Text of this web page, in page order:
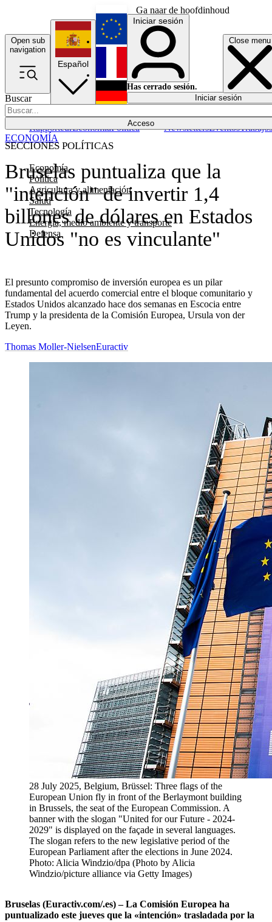
Ga naar de hoofdinhoud
Open sub
navigation
Close menu
Buscar
Acceso
SECCIONES POLÍTICAS
Economía
Política
Agricultura y alimentación
Salud
Tecnología
Energía, medio ambiente y transporte
Defensa
RapporteurEconomíaPolítica NewslettersEventosTrabajos
Español
English
Français
Iniciar sesión
Has cerrado sesión.
Iniciar sesión
Bruselas puntualiza que la
"intención" de invertir 1,4
billones de dólares en Estados
Unidos "no es vinculante"
El presunto compromiso de inversión europea es un pilar
fundamental del acuerdo comercial entre el bloque comunitario y
Estados Unidos alcanzado hace dos semanas en Escocia entre
Trump y la presidenta de la Comisión Europea, Ursula von der
Leyen.
ECONOMÍA
Thomas Moller-NielsenEuractiv
28 July 2025, Belgium, Brüssel: Three flags of the
European Union fly in front of the Berlaymont building
in Brussels, the seat of the European Commission. A
banner with the slogan "United for our Future - 2024-
2029" is displayed on the façade in several languages.
The slogan refers to the new legislative period of the
European Parliament after the elections in June 2024.
Photo: Alicia Windzio/dpa (Photo by Alicia
Windzio/picture alliance via Getty Images)
Bruselas (Euractiv.com/.es) – La Comisión Europea ha
puntualizado este jueves que la «intención» trasladada por la